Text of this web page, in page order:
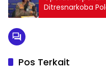
Ditresnarkoba
Narkotika
Pos Terkait